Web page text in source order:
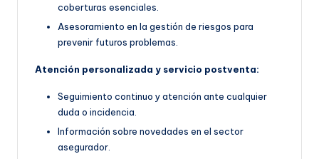
coberturas esenciales.
Asesoramiento en la gestión de riesgos para
prevenir futuros problemas.
Atención personalizada y servicio postventa:
Seguimiento continuo y atención ante cualquier
duda o incidencia.
Información sobre novedades en el sector
asegurador.